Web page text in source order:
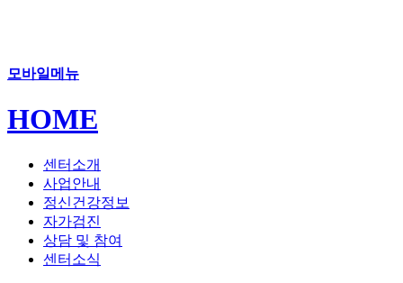
모바일메뉴
HOME
센터소개
사업안내
정신건강정보
자가검진
상담 및 참여
센터소식